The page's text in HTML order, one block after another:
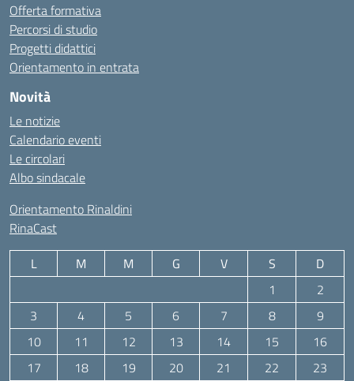
Offerta formativa
Percorsi di studio
Progetti didattici
Orientamento in entrata
Novità
Le notizie
Calendario eventi
Le circolari
Albo sindacale
Orientamento Rinaldini
RinaCast
L M M G V S
D
1
2
3
4 5 6 7 8
9
10
11 12 13 14 15
16
17
18 19 20 21 22
23